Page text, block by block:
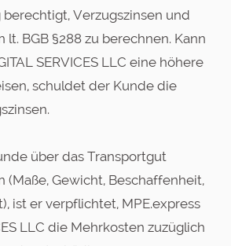
Verzugszinsen und
lt. BGB §288 zu berechnen. Kann
SERVICES LLC eine höhere
schuldet der Kunde die
über das Transportgut
(Maße, Gewicht, Beschaffenheit,
ist er verpflichtet, MPE.express
LLC die Mehrkosten zuzüglich